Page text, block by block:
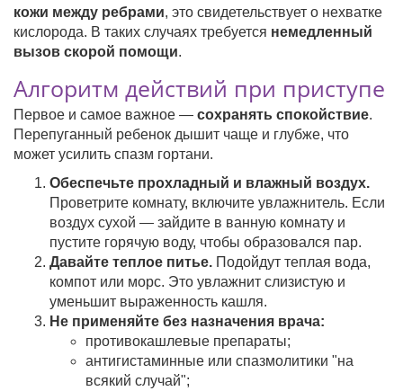
кожи между ребрами, это свидетельствует о нехватке
кислорода. В таких случаях требуется немедленный
вызов скорой помощи.
Алгоритм действий при приступе
Первое и самое важное — сохранять спокойствие.
Перепуганный ребенок дышит чаще и глубже, что
может усилить спазм гортани.
Обеспечьте прохладный и влажный воздух.
Проветрите комнату, включите увлажнитель. Если
воздух сухой — зайдите в ванную комнату и
пустите горячую воду, чтобы образовался пар.
Давайте теплое питье. Подойдут теплая вода,
компот или морс. Это увлажнит слизистую и
уменьшит выраженность кашля.
Не применяйте без назначения врача:
противокашлевые препараты;
антигистаминные или спазмолитики "на
всякий случай";